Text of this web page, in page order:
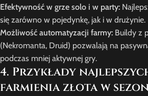
Efektywność w grze solo i w party:
się zarówno w pojedynkę, jak i w drużynie.
Możliwość automatyzacji farmy: Buildy z
(Nekromanta, Druid) pozwalają na
podczas mniej aktywnej gry.
4. Przykłady
farmienia złota w